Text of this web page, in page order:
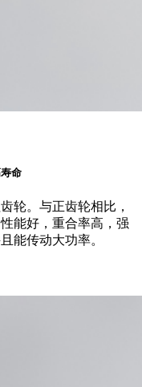
命
轮。与正齿轮相比，
能好，重合率高，强
能传动大功率。